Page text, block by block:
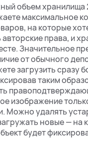
объем хранилища
максимальное
на которые
права, и
Значительное
от обычного
загрузить сразу
таким
изображение
Можно удалять
новые — на
будет